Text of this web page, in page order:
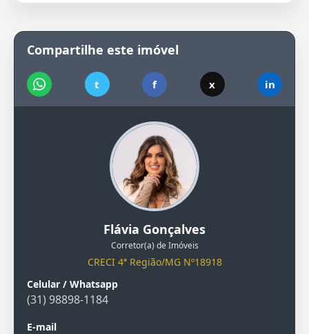
Compartilhe este imóvel
t f x in
Flávia Gonçalves
Corretor(a) de Imóveis
CRECI 4ª Região/MG Nº18918
Celular / Whatsapp
(31) 98898-1184
E-mail